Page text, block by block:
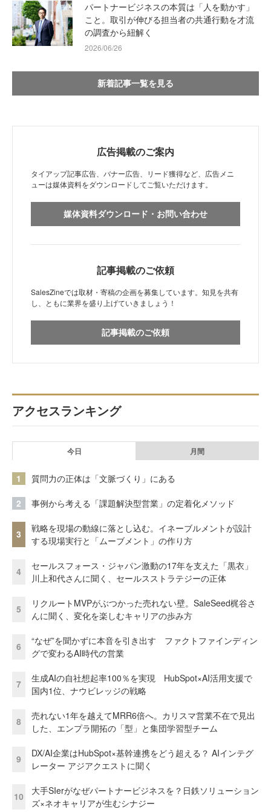
パートナービジネスの本質は「人を動かす」
こと。取引が伸びる担当者の共通行動を才流
の調査から紐解く
2026/06/26
新着記事一覧を見る
広告掲載のご案内
タイアップ記事広告、バナー広告、リード獲得など、広告メニ
ューは媒体資料をダウンロードしてご覧いただけます。
媒体資料ダウンロード・お問い合わせ
記事掲載のご依頼
SalesZineでは取材・寄稿の企画を募集しています。知見を共有
し、ともに業界を盛り上げていきましょう！
記事掲載のご依頼
アクセスランキング
今日 月間
1 質問力の正体は「文脈づくり」にある
2 事例から考える「課題解決型営業」の定着化メソッド
3
戦略を現場の動線に落とし込む。イネーブルメントが設計
する現場実行と「ムーブメント」の作り方
4
セールスフォース・ジャパン激動の17年を支えた「黒衣」
川上和代さんに聞く、セールスストラテジーの正体
5
リクルートMVPがぶつかった売れない壁。SaleSeed梶谷さ
んに聞く、変化を楽しむキャリアの歩み方
6
“なぜ”を聞かずに本音を引き出す ファクトファインディン
グで変わるAI時代の営業
7
生成AIの自社想起率100％を実現 HubSpot×AI活用支援で
国内1位、ナウビレッジの戦略
8
売れない1年を越えてMRR6倍へ。カリスマ営業不在で見出
した、エンプラ開拓の「型」と集団学習型チーム
9
DX/AI企業はHubSpot×基幹連携をどう超える？ AIインテグ
レーター アジアクエストに聞く
10
大手SIerがなぜパートナービジネスを？日鉄ソリューション
ズ×ネオキャリアが生むシナジー